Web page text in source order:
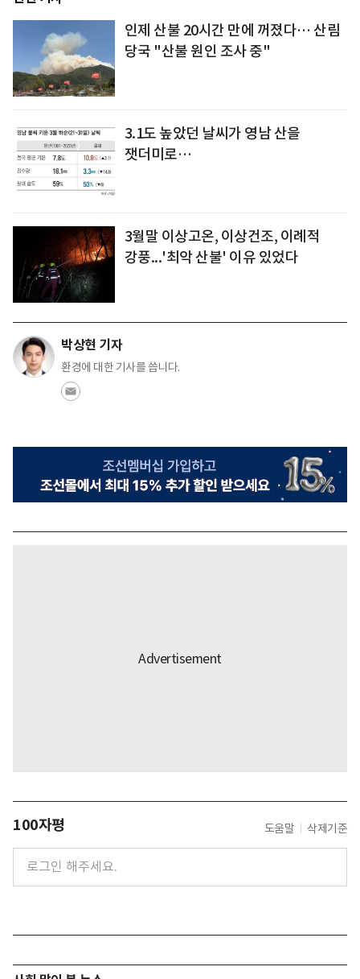
인제 산불 20시간 만에 꺼졌다… 산림
당국 "산불 원인 조사 중"
3.1도 높았던 날씨가 영남 산을
잿더미로…
3월말 이상고온, 이상건조, 이례적
강풍...'최악 산불' 이유 있었다
박상현 기자
환경에 대한 기사를 씁니다.
100자평 도움말 삭제기준